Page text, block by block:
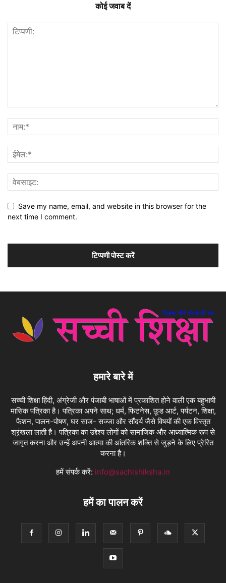
कोई जवाब दें
Save my name, email, and website in this browser for the
next time I comment.
हमारे बारे में
सच्ची शिक्षा हिंदी, अंग्रेजी और पंजाबी भाषाओं में प्रकाशित होने वाली एक बहुभाषी
मासिक पत्रिका है। पत्रिका अपने साथ; धर्म, फिटनेस, फ़ूड आर्ट, पर्यटन, शिक्षा,
फैशन, पालन-पोषण, घर साज- सज्जा और सौंदर्य जैसे विषयों की एक विस्तृत
श्रृंखला लाती है। पत्रिका का उद्देश्य लोगों को सामाजिक और आध्यात्मिक रूप से
जागृत करना और उन्हें अपनी आत्मा की आंतरिक शक्ति से जुड़ने के लिए प्रेरित
करना है।
हमें संपर्क करें: info@sachishiksha.in
हमें का पालन करें